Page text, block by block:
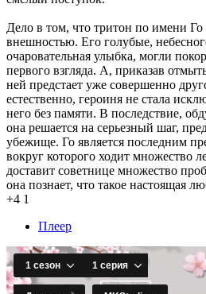
Дело в том, что тритон по имени Го
внешностью. Его голубые,
очаровательная улыбка, могли
первого взгляда. А, приказав
ней предстает уже совершенно
естественно, героиня не стала
него без памяти. В последствие,
она решается на серьезный шаг,
убежище. Го является последним
вокруг которого ходит множество
доставит советнице множество
она познает, что такое настоящая
+4 1
Плеер